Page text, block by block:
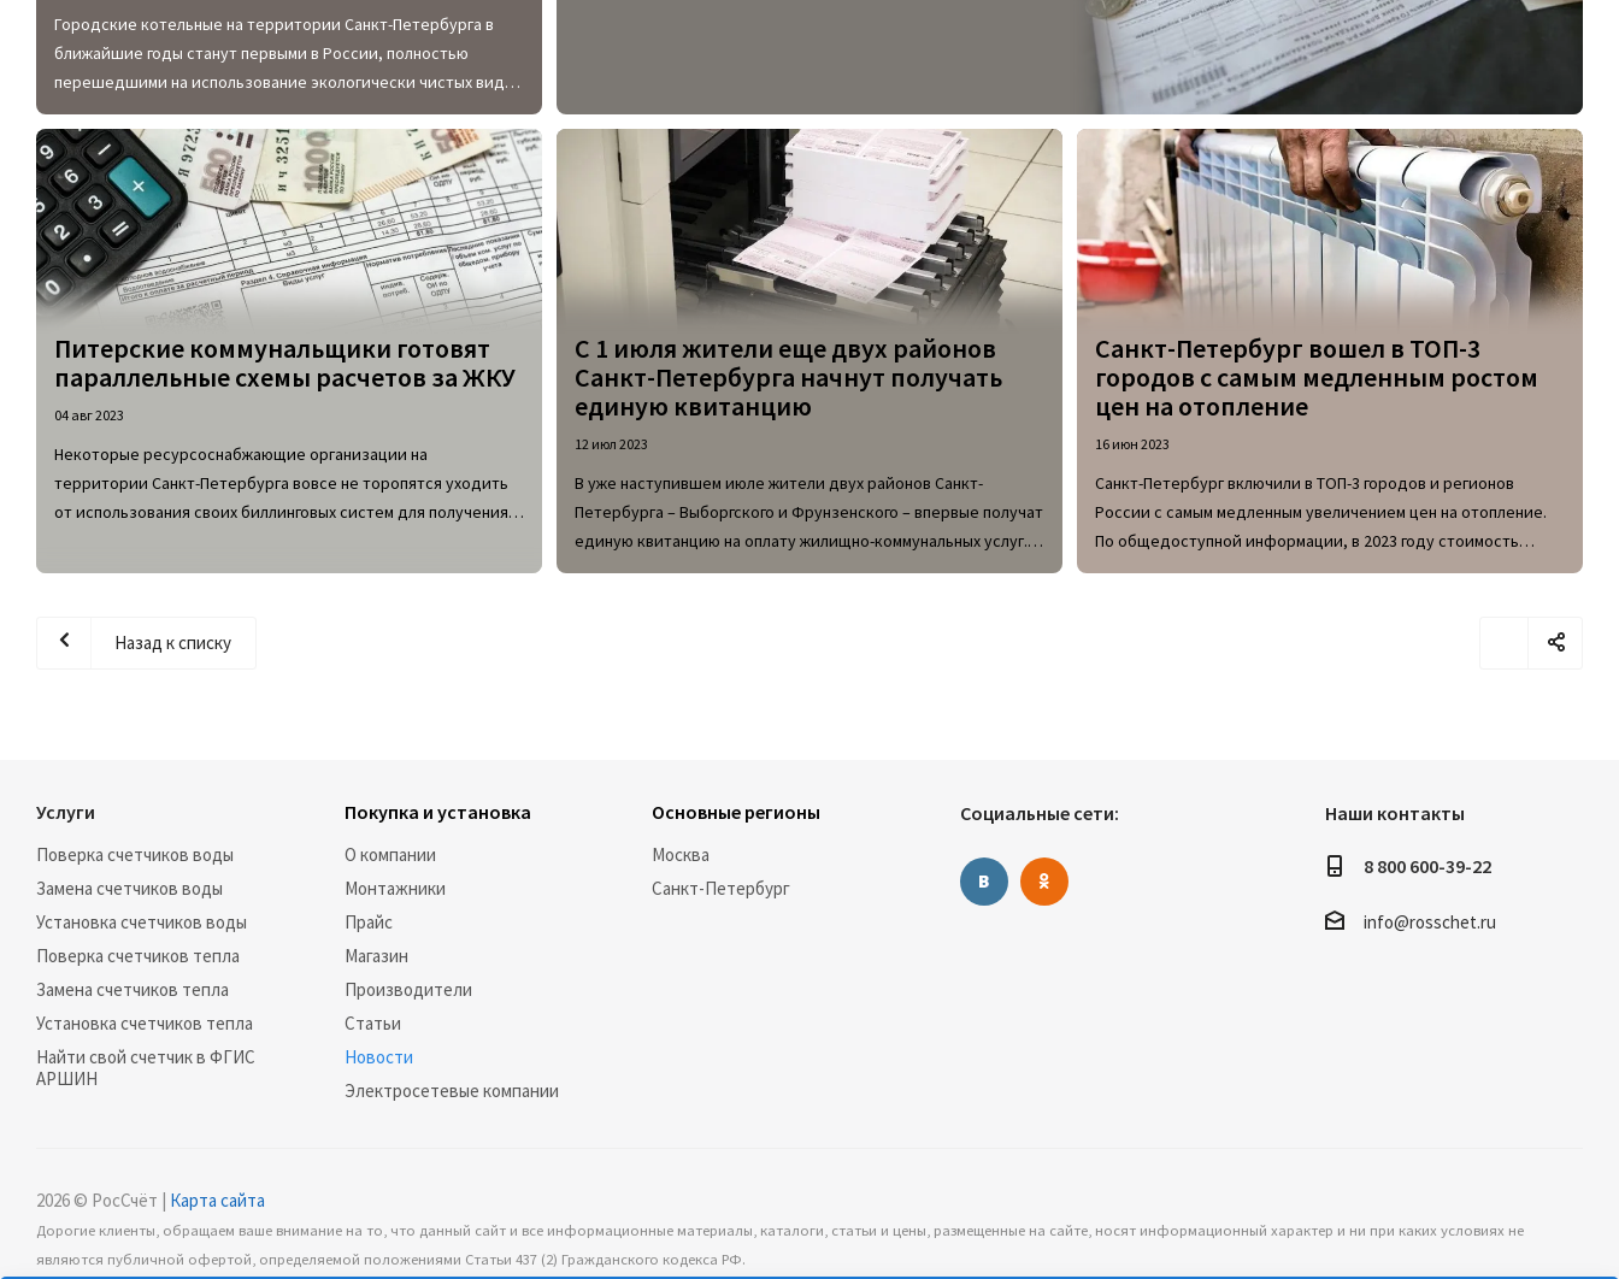
Городские котельные на территории Санкт-Петербурга в
ближайшие годы станут первыми в России, полностью
перешедшими на использование экологически чистых видов
топлива.
Питерские коммунальщики готовят
параллельные схемы расчетов за ЖКУ
04 авг 2023
Некоторые ресурсоснабжающие организации на
территории Санкт-Петербурга вовсе не торопятся уходить
от использования своих биллинговых систем для получения
Водоканал и ГУП ТЭК анонсировали разработку персональных
С 1 июля жители еще двух районов
Санкт-Петербурга начнут получать
единую квитанцию
12 июл 2023
В уже наступившем июле жители двух районов Санкт-
Петербурга – Выборгского и Фрунзенского – впервые получат
единую квитанцию на оплату жилищно-коммунальных услуг.
Местные граждане могут забыть о привычном платежном
Санкт-Петербург вошел в ТОП-3
городов с самым медленным ростом
цен на отопление
16 июн 2023
Санкт-Петербург включили в ТОП-3 городов и регионов
России с самым медленным увеличением цен на отопление.
По общедоступной информации, в 2023 году стоимость
одной Гкал тепла в СПб составляет 2111,40 рублей.
Назад к списку
Услуги
Поверка счетчиков воды
Замена счетчиков воды
Установка счетчиков воды
Поверка счетчиков тепла
Замена счетчиков тепла
Установка счетчиков тепла
Найти свой счетчик в ФГИС
АРШИН
Покупка и установка
О компании
Монтажники
Прайс
Магазин
Производители
Статьи
Новости
Электросетевые компании
Основные регионы
Москва
Санкт-Петербург
Социальные сети: Наши контакты
8 800 600-39-22
info@rosschet.ru
2026 © РосСчёт | Карта сайта
Дорогие клиенты, обращаем ваше внимание на то, что данный сайт и все информационные материалы, каталоги, статьи и цены, размещенные на сайте, носят информационный характер и ни при каких условиях не
являются публичной офертой, определяемой положениями Статьи 437 (2) Гражданского кодекса РФ.